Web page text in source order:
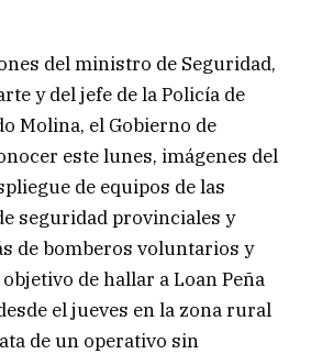
del ministro de Seguridad,
y del jefe de la Policía de
Molina, el Gobierno de
este lunes, imágenes del
de equipos de las
seguridad provinciales y
de bomberos voluntarios y
de hallar a Loan Peña
el jueves en la zona rural
de un operativo sin